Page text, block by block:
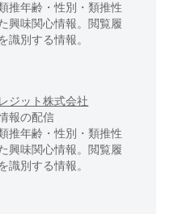
推年齢・性別・類推性
興味関心情報。閲覧履
識別する情報。
ジット株式会社
報の配信
推年齢・性別・類推性
興味関心情報。閲覧履
識別する情報。